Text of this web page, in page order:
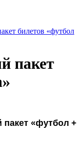
билетов «футбол
пакет
«футбол +